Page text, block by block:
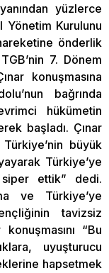
yüzlerce
Yönetim Kurulunu
önderlik
7. Dönem
konuşmasına
bağrında
hükümetin
başladı. Çınar
Türkiye’nin büyük
Türkiye’ye
siper ettik” dedi.
ve Türkiye’ye
tavizsiz
“Bu
uyuşturucu
hapsetmek